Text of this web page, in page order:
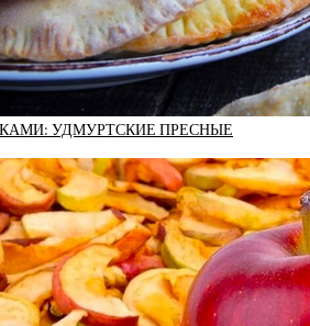
УДМУРТСКИЕ ПРЕСНЫЕ